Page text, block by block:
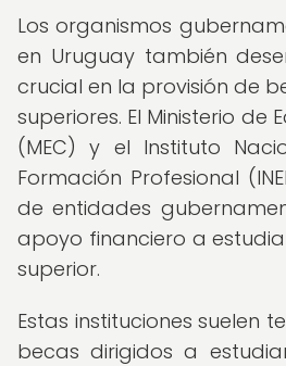
Los organismos
en Uruguay también
crucial en la provisión de
superiores. El Ministerio de
(MEC) y el Instituto
Formación Profesional
de entidades
apoyo financiero a
superior.
Estas instituciones suelen
becas dirigidos a